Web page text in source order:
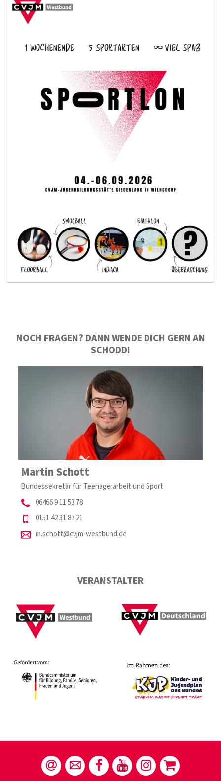
NOCH FRAGEN? DANN WENDE DICH GERN AN
SCHODDI
Martin Schott
Bundessekretär für Teenagerarbeit und Sport
06466 9 11 53 78
0151 42 31 87 21
m.schott@cvjm-westbund.de
VERANSTALTER